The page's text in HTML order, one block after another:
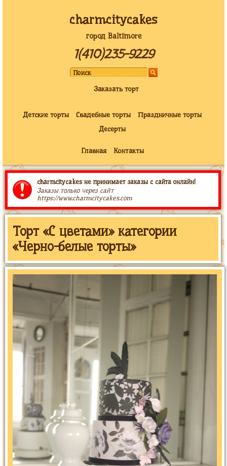
charmcitycakes
город Baltimore
1(410)235-9229
Заказать торт
Детские торты Свадебные торты
Праздничные торты
Десерты
Главная Контакты
charmcitycakes не принимает заказы с сайта онлайн!
Заказы только через сайт
https://www.charmcitycakes.com
Торт «С цветами» категории
«Черно-белые торты»